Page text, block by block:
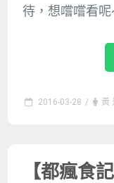
待，想嚐嚐看
2016-03-28 / 黃
【都瘋食